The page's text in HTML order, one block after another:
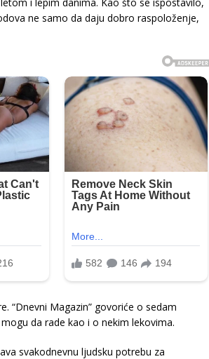
ne samo da daju dobro raspoloženje,
“Dnevni Magazin” govoriće o sedam
da rade kao i o nekim lekovima.
svakodnevnu ljudsku potrebu za